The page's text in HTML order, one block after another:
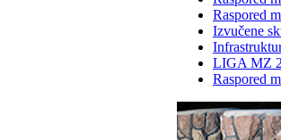
Raspored
Izvučene
LIGA MZ
Raspored